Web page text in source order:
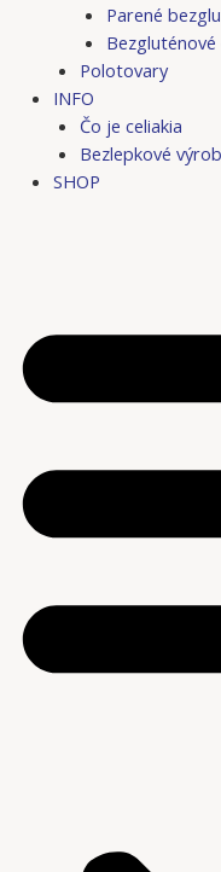
Parené
Bezgluténové
Polotovary
INFO
Čo je celiakia
Bezlepkové
SHOP